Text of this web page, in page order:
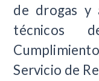
de drogas y
técnicos
Servicio de